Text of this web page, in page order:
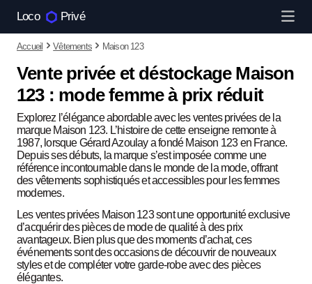
Loco Privé
Accueil Vêtements Maison 123
Vente privée et déstockage Maison
123 : mode femme à prix réduit
Explorez l’élégance abordable avec les ventes privées de la
marque Maison 123. L’histoire de cette enseigne remonte à
1987, lorsque Gérard Azoulay a fondé Maison 123 en France.
Depuis ses débuts, la marque s’est imposée comme une
référence incontournable dans le monde de la mode, offrant
des vêtements sophistiqués et accessibles pour les femmes
modernes.
Les ventes privées Maison 123 sont une opportunité exclusive
d’acquérir des pièces de mode de qualité à des prix
avantageux. Bien plus que des moments d’achat, ces
événements sont des occasions de découvrir de nouveaux
styles et de compléter votre garde-robe avec des pièces
élégantes.